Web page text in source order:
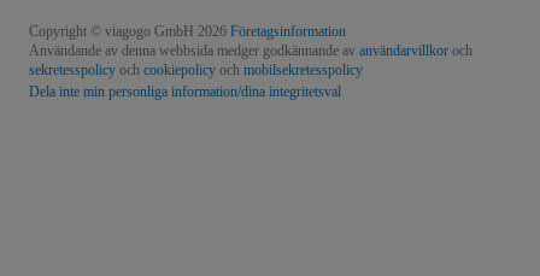
Copyright © viagogo GmbH 2026 Företagsinformation
Användande av denna webbsida medger godkännande av användarvillkor och
sekretesspolicy och cookiepolicy och mobilsekretesspolicy
Dela inte min personliga information/dina integritetsval